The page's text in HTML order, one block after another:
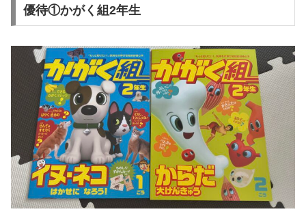
優待①かがく組2年生